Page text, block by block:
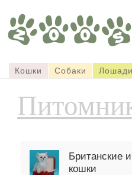
Кошки Собаки Лошади
Британские
кошки